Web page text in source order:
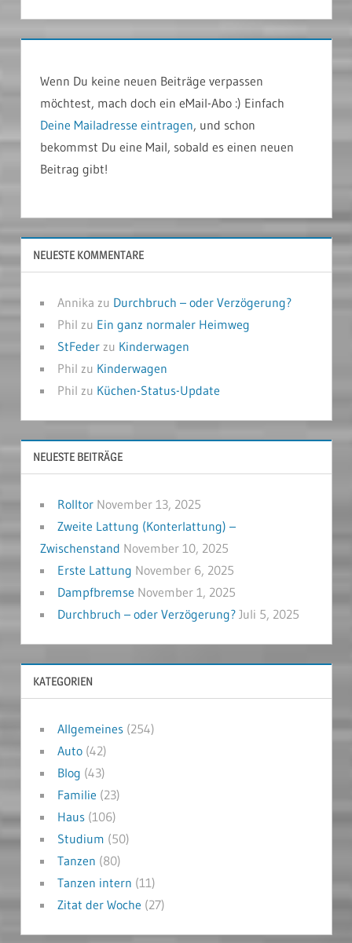
Wenn Du keine neuen Beiträge verpassen
möchtest, mach doch ein eMail-Abo :) Einfach
Deine Mailadresse eintragen, und schon
bekommst Du eine Mail, sobald es einen neuen
Beitrag gibt!
NEUESTE KOMMENTARE
Annika zu Durchbruch – oder Verzögerung?
Phil zu Ein ganz normaler Heimweg
StFederzu Kinderwagen
Phil zu Kinderwagen
Phil zu Küchen-Status-Update
NEUESTE BEITRÄGE
Rolltor November 13, 2025
Zweite Lattung (Konterlattung) –
Zwischenstand November 10, 2025
Erste Lattung November 6, 2025
Dampfbremse November 1, 2025
Durchbruch – oder Verzögerung? Juli 5, 2025
KATEGORIEN
Allgemeines(254)
Auto(42)
Blog (43)
Familie (23)
Haus(106)
Studium (50)
Tanzen (80)
Tanzen intern (11)
Zitat der Woche (27)